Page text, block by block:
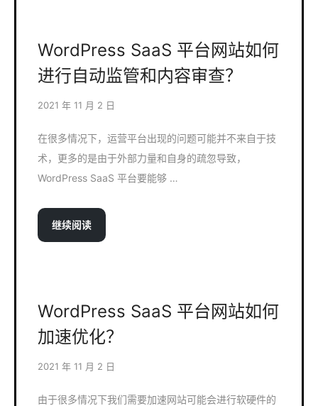
WordPress SaaS 平台网站如何
进行自动监管和内容审查？
2021 年 11 月 2 日
在很多情况下，运营平台出现的问题可能并不来自于技
术，更多的是由于外部力量和自身的疏忽导致，
WordPress SaaS 平台要能够 …
继续阅读
WordPress SaaS 平台网站如何
加速优化？
2021 年 11 月 2 日
由于很多情况下我们需要加速网站可能会进行软硬件的